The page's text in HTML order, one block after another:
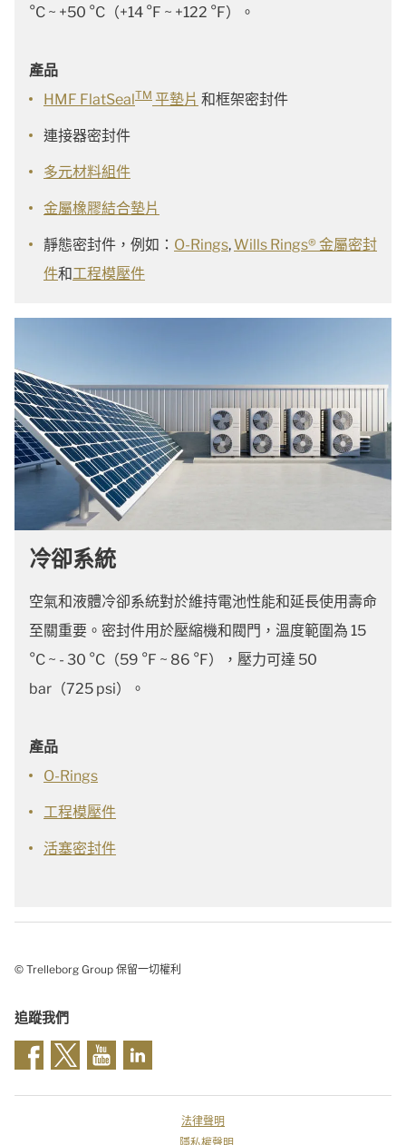
°C ~ +50 °C（+14 °F ~ +122 °F）。
產品
HMF FlatSealTM 平墊片 和框架密封件
連接器密封件
多元材料組件
金屬橡膠結合墊片
靜態密封件，例如： O-Rings,Wills Rings® 金屬密封
件和工程模壓件
冷卻系統
空氣和液體冷卻系統對於維持電池性能和延長使用壽命
至關重要。密封件用於壓縮機和閥門，溫度範圍為 15
°C ~ - 30 °C（59 °F ~ 86 °F），壓力可達 50
bar（725 psi）。
產品
O-Rings
工程模壓件
活塞密封件
© Trelleborg Group 保留一切權利
追蹤我們
法律聲明